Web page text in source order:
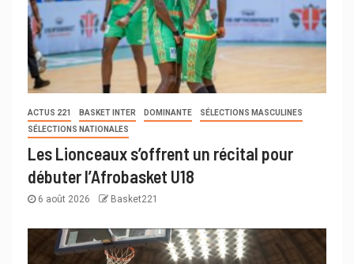
ACTUS 221 BASKET INTER DOMINANTE
SÉLECTIONS MASCULINES
SÉLECTIONS NATIONALES
Les Lionceaux s’offrent un récital pour
débuter l’Afrobasket U18
6 août 2026 Basket221